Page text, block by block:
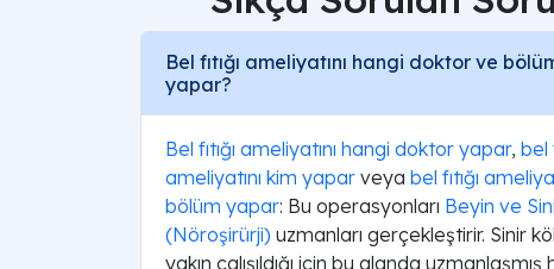
Bel fıtığı ameliyatını hangi doktor ve
yapar?
Bel fıtığı ameliyatını hangi doktor yapar, bel
ameliyatını kim yapar veya bel fıtığı
bölüm yapar: Bu operasyonları Beyin ve
(Nöroşirürji) uzmanları gerçekleştirir. Sinir
yakın çalışıldığı için bu alanda